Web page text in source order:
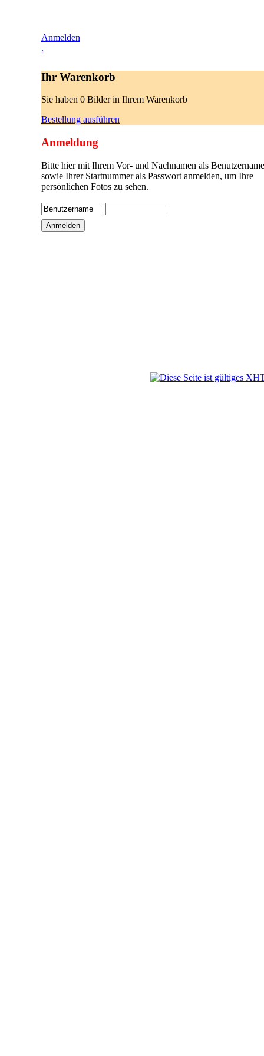
Anmelden
.
Ihr Warenkorb
Sie haben 0 Bilder in Ihrem Warenkorb
Bestellung ausführen
Anmeldung
Bitte hier mit Ihrem Vor- und Nachnamen als
sowie Ihrer Startnummer als Passwort anmelden, um Ihre
persönlichen Fotos zu sehen.